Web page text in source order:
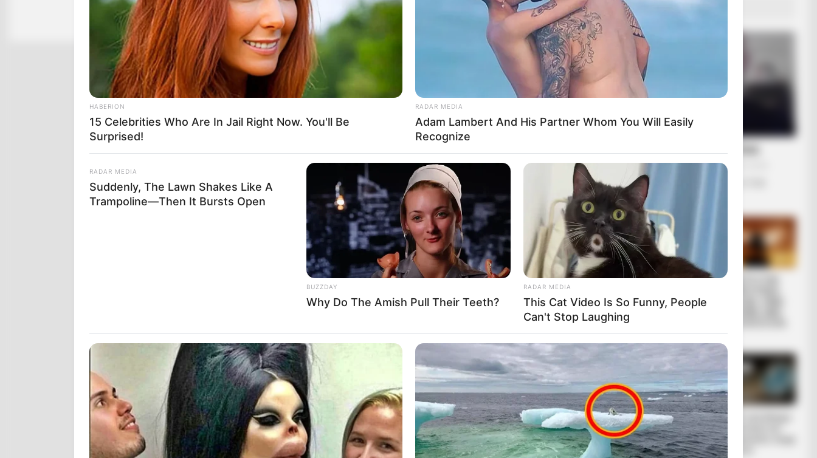
ΜΕΘΟΔΟΙ ΤΕΧΝΙΚΕΣ ΚΑΙ ΣΤΟΧΟΙ ΠΑΡΑΠΛΑΝΗΣΗΣ
ΕΝΑ ΚΕΙΜΕΝΟ ΕΞΑΙΡΕΤΙΚΑ ΑΦΙΕΡΩΜΕΝΟ ΣΕ ΟΛΟΥΣ….. ΕΝΑ ΣΕΜΙΝΑΡΙΟ ΠΟΥ ΜΑΣ ΔΙΝΕΙ Ο
ΦΩΤΕΙΝΟΣ ΦΙΛΟΣ ΜΟΥ ΓΕΩΡΓΙΟΣ ΤΣΟΠΑΝΙΔΗΣ, ΓΙΑ ΟΣΟΥΣ ΘΕΛΟΥΝ, ΑΛΛΑ ΚΑΙ ΜΠΟΡΟΥΝ
ΝΑ ΚΑΤΑΛΑΒΟΥΝ……. ΚΑΙ ΔΕΝ ΤΟ ΒΑΖΩ ΤΥΧΑΙΑ ΑΥΤΟ ΤΟ ΣΕΜΙΝΑΡΙΟ….. ΟΥΤΕ ΓΙΑ ΝΑ ΓΡΑΨΩ
ΕΝΑ ΑΡΘΡΟ ΑΚΟΜΑ….. ΕΧΩ ΤΟΝ ΛΟΓΟ ΜΟΥ, ΟΠΩΣ ΚΑΙ ΓΙΑ ΚΑΘΕ ΑΡΘΡΟ ΠΟΥ ΑΝΕΒΑΖΩ……..
ΔΗΜΟΦΙΛΗ ΑΡΘΡΑ
ΛΙΓΑ ΛΟΓΙΑ ΓΙΑ ΜΕΝΑ
Πέμπτη, 22 Οκτωβρίου 2020, 20:06
ΓΕΙΑ ΣΑΣ….ΚΑΛΩΣ ΗΛΘΑΤΕ ΣΤΗΝ
ΙΣΤΟΣΕΛΙΔΑ...
ΑΛΕΞΑΝΔΡΟΣ
ΤΩΝ ΕΛ. Ο
ΕΔΩ, ΕΙΝΑΙ...
ΕΙΜΑΣΤΕ ΣΤΗΝ
ΚΑΙ...
ΕΒΡΑΙΟΙ ΚΑΙ
ΕΠΑΝΑΣΤΑΣΕΙΣ….
Ο ΠΟΥ υπό έλεγχο:
παρατυπίες και
συγκρούσεις συμφ
ερόντων
HABERION
15 Celebrities Who Are In Jail Right Now. You'll Be
Surprised!
RADAR MEDIA
Adam Lambert And His Partner Whom You Will Easily
Recognize
RADAR MEDIA
Suddenly, The Lawn Shakes Like A
Trampoline—Then It Bursts Open
BUZZDAY
Why Do The Amish Pull Their Teeth?
RADAR MEDIA
This Cat Video Is So Funny, People
Can't Stop Laughing